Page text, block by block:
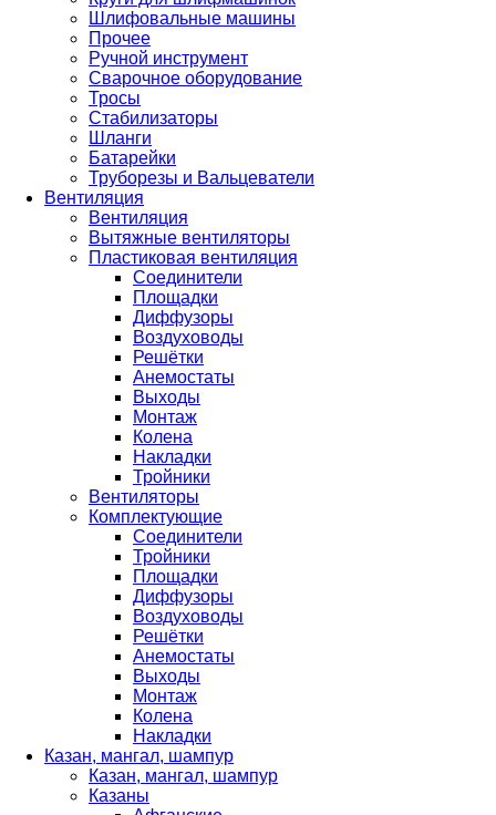
Шлифовальные машины
Прочее
Ручной инструмент
Сварочное оборудование
Тросы
Стабилизаторы
Шланги
Батарейки
Труборезы и Вальцеватели
Вентиляция
Вентиляция
Вытяжные вентиляторы
Пластиковая вентиляция
Соединители
Площадки
Диффузоры
Воздуховоды
Решётки
Анемостаты
Выходы
Монтаж
Колена
Накладки
Тройники
Вентиляторы
Комплектующие
Соединители
Тройники
Площадки
Диффузоры
Воздуховоды
Решётки
Анемостаты
Выходы
Монтаж
Колена
Накладки
Казан, мангал, шампур
Казан, мангал, шампур
Казаны